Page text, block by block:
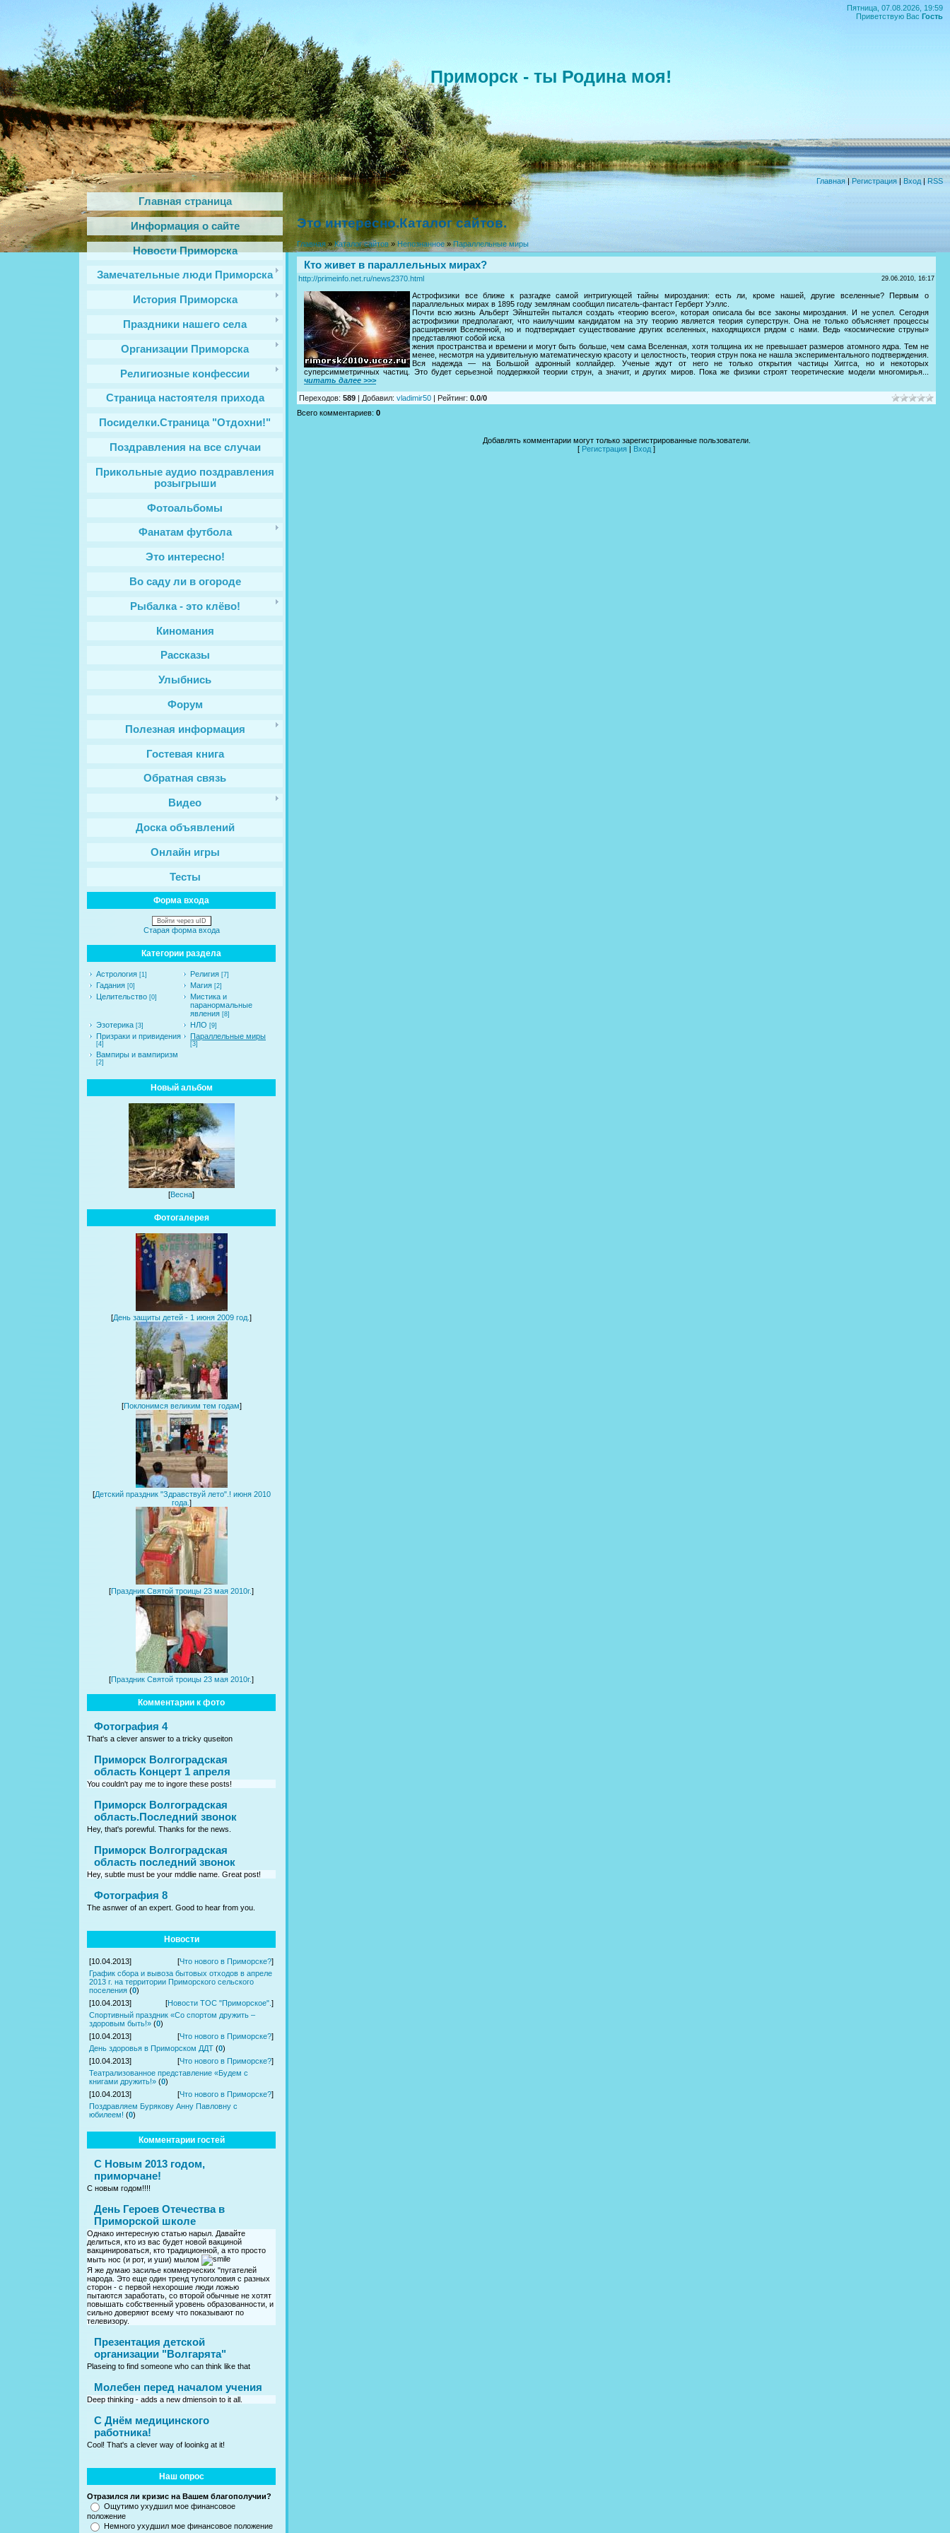
Пятница, 07.08.2026, 19:59
Приветствую Вас Гость
Приморск - ты Родина моя!
Главная|Регистрация|Вход|RSS
Главная страница
Информация о сайте
Новости Приморска
Замечательные люди Приморска
История Приморска
Праздники нашего села
Организации Приморска
Религиозные конфессии
Cтраница настоятеля прихода
Посиделки.Страница "Отдохни!"
Поздравления на все случаи
Прикольные аудио поздравления
розыгрыши
Фотоальбомы
Фанатам футбола
Это интересно!
Во саду ли в огороде
Рыбалка - это клёво!
Киномания
Рассказы
Улыбнись
Форум
Полезная информация
Гостевая книга
Обратная связь
Видео
Доска объявлений
Онлайн игры
Тесты
Форма входа
Войти через uID
Старая форма входа
Категории раздела
Астрология [1] Религия [7]
Гадания [0] Магия [2]
Целительство [0]
Мистика и
паранормальные
явления [8]
Эзотерика [3] НЛО [9]
Призраки и привидения
[4]
Параллельные миры
[3]
Вампиры и вампиризм
[2]
Новый альбом
[Весна]
Фотогалерея
[День защиты детей - 1 июня 2009 год. ]
[Поклонимся великим тем годам]
[Детский праздник "Здравствуй лето".! июня 2010
года. ]
[Праздник Святой троицы 23 мая 2010г.]
[Праздник Святой троицы 23 мая 2010г.]
Комментарии к фото
Фотография 4
That's a clever answer to a tricky quseiton
Приморск Волгоградская
область Концерт 1 апреля
You couldn't pay me to ingore these posts!
Приморск Волгоградская
область.Последний звонок
Hey, that's porewful. Thanks for the news.
Приморск Волгоградская
область последний звонок
Hey, subtle must be your mddlie name. Great post!
Фотография 8
The asnwer of an expert. Good to hear from you.
Новости
[10.04.2013] [Что нового в Приморске?]
График сбора и вывоза бытовых отходов в апреле
2013 г. на территории Приморского сельского
поселения (0)
[10.04.2013]
[Новости ТОС "Приморское". ]
Спортивный праздник «Со спортом дружить –
здоровым быть!» (0)
[10.04.2013]
[Что нового в Приморске?]
День здоровья в Приморском ДДТ (0)
[10.04.2013]
[Что нового в Приморске?]
Театрализованное представление «Будем с
книгами дружить!» (0)
[10.04.2013]
[Что нового в Приморске?]
Поздравляем Бурякову Анну Павловну с
юбилеем! (0)
Комментарии гостей
С Новым 2013 годом,
приморчане!
С новым годом!!!!
День Героев Отечества в
Приморской школе
Однако интересную статью нарыл. Давайте
делиться, кто из вас будет новой вакциной
вакцинироваться, кто традиционной, а кто просто
мыть нос (и рот, и уши) мылом
Я же думаю засилье коммерческих "пугателей
народа. Это еще один тренд тупоголовия с разных
сторон - с первой нехорошие люди ложью
пытаются заработать, со второй обычные не хотят
повышать собственный уровень образованности, и
сильно доверяют всему что показывают по
телевизору.
Презентация детской
организации "Волгарята"
Plaseing to find someone who can think like that
Молебен перед началом учения
Deep thinking - adds a new dmiensoin to it all.
C Днём медицинского
работника!
Cool! That's a clever way of looinkg at it!
Наш опрос
Отразился ли кризис на Вашем благополучии?
Ощутимо ухудшил мое финансовое
положение
Немного ухудшил мое финансовое положение
Это интересно.Каталог сайтов.
Главная»Каталог сайтов»Непознанное»Параллельные миры
Кто живет в параллельных мирах?
http://primeinfo.net.ru/news2370.html 29.06.2010, 16:17
Астрофизики все ближе к разгадке самой интригующей тайны мироздания: есть ли, кроме нашей, другие вселенные? Первым о
параллельных мирах в 1895 году землянам сообщил писатель-фантаст Герберт Уэллс.
Почти всю жизнь Альберт Эйнштейн пытался создать «теорию всего», которая описала бы все законы мироздания. И не успел. Сегодня
астрофизики предполагают, что наилучшим кандидатом на эту теорию является теория суперструн. Она не только объясняет процессы
расширения Вселенной, но и подтверждает существование других вселенных, находящихся рядом с нами. Ведь «космические струны»
представляют собой иска
жения пространства и времени и могут быть больше, чем сама Вселенная, хотя толщина их не превышает размеров атомного ядра. Тем не
менее, несмотря на удивительную математическую красоту и целостность, теория струн пока не нашла экспериментального подтверждения.
Вся надежда — на Большой адронный коллайдер. Ученые ждут от него не только открытия частицы Хиггса, но и некоторых
суперсимметричных частиц. Это будет серьезной поддержкой теории струн, а значит, и других миров. Пока же физики строят теоретические модели многомирья...
читать далее >>>
Переходов: 589 | Добавил: vladimir50 | Рейтинг: 0.0/0
Всего комментариев: 0
Добавлять комментарии могут только зарегистрированные пользователи.
[ Регистрация | Вход ]